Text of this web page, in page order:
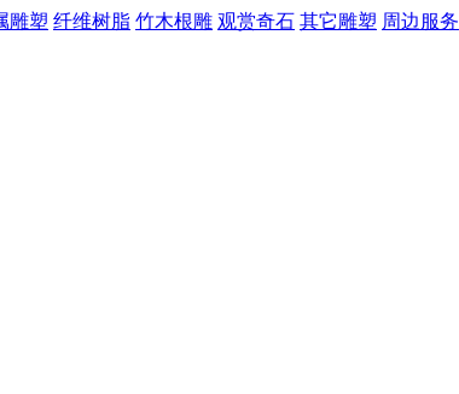
雕塑 纤维树脂 竹木根雕 观赏奇石 其它雕塑 周边服务